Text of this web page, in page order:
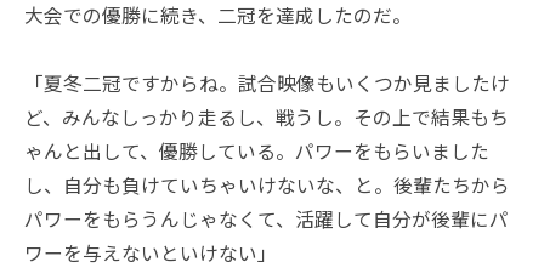
大会での優勝に続き、二冠を達成したのだ。
「夏冬二冠ですからね。試合映像もいくつか見ましたけ
ど、みんなしっかり走るし、戦うし。その上で結果もち
ゃんと出して、優勝している。パワーをもらいました
し、自分も負けていちゃいけないな、と。後輩たちから
パワーをもらうんじゃなくて、活躍して自分が後輩にパ
ワーを与えないといけない」